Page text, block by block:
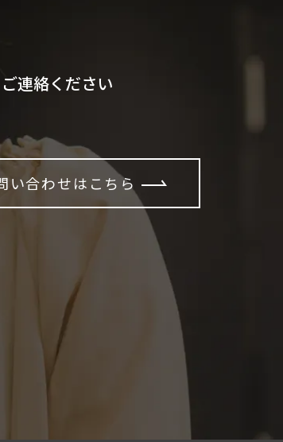
連絡ください
い合わせはこちら